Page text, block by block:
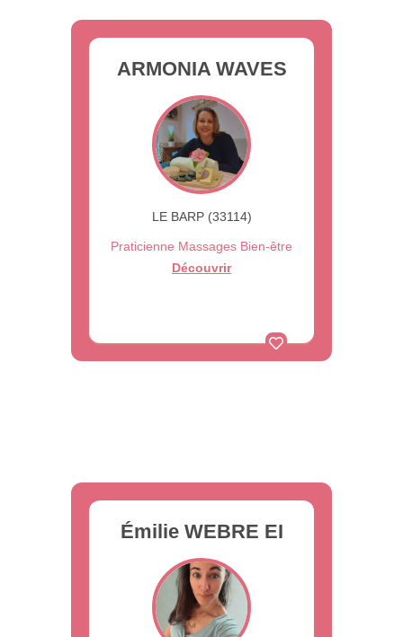
ARMONIA WAVES
LE BARP (33114)
Praticienne Massages Bien-être
Découvrir
Émilie WEBRE EI